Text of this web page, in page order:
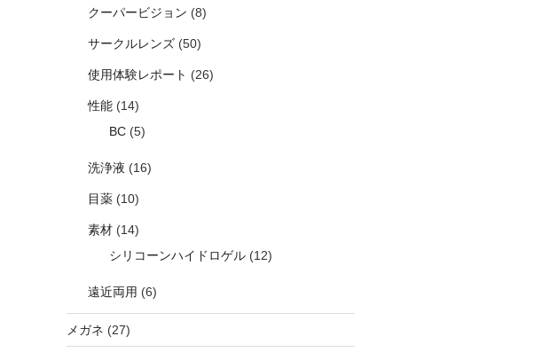
クーパービジョン (8)
サークルレンズ(50)
使用体験レポート (26)
性能(14)
BC(5)
洗浄液 (16)
目薬(10)
素材(14)
シリコーンハイドロゲル(12)
遠近両用 (6)
メガネ (27)